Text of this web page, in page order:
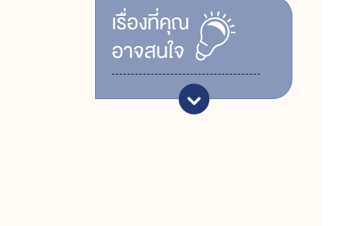
เรื่ิองที่คุณ
อาจสนใจ